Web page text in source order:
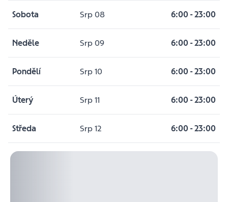
Sobota Srp 08 6:00 -23:00
Neděle Srp 09 6:00 -23:00
Pondělí Srp 10 6:00 -23:00
Úterý Srp 11 6:00 -23:00
Středa Srp 12 6:00 -23:00